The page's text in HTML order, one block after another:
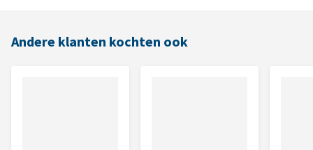
Andere klanten kochten ook